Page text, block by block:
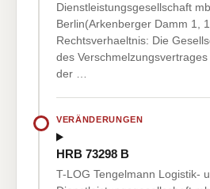
Dienstleistungsgesellschaft
Berlin(Arkenberger Damm 1,
Rechtsverhaeltnis: Die
des
der …
VERÄNDERUNGEN
HRB 73298 B
T-LOG Tengelmann Logistik-